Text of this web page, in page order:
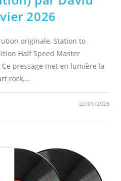
2026
originale, Station to
Half Speed Master
pressage met en lumière la
rock,…
22/01/2026